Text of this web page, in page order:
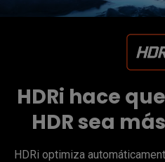
HDRi hace
HDR sea
HDRi optimiza